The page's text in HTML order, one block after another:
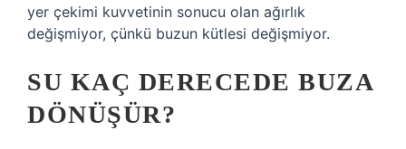
yer çekimi kuvvetinin sonucu olan ağırlık
değişmiyor, çünkü buzun kütlesi değişmiyor.
SU KAÇ DERECEDE BUZA
DÖNÜŞÜR?